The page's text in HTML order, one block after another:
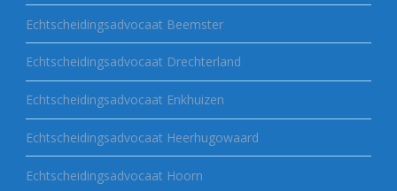
Echtscheidingsadvocaat Beemster
Echtscheidingsadvocaat Drechterland
Echtscheidingsadvocaat Enkhuizen
Echtscheidingsadvocaat Heerhugowaard
Echtscheidingsadvocaat Hoorn